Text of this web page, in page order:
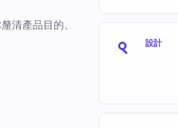
清產品目的、
設計